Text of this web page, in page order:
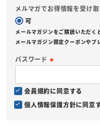
須
メルマガでお得情報を受け取
可
メールマガジンをご購読いただく
メールマガジン限定クーポンやプ
パスワード
必
会員規約に同意する
個人情報保護方針に同意